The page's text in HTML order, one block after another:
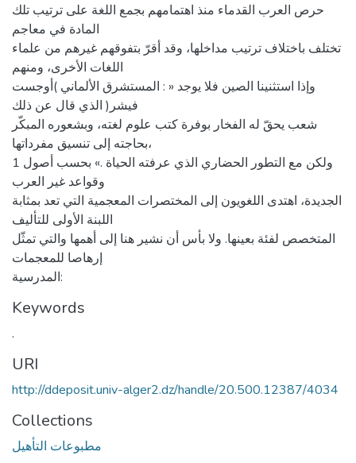
حرص العرب القدماء منذ اهتمامهم بجمع اللغة على ترتيب تلك
المادة في معاجم
تختلف باختلاف ترتيب مداخلها، وقد أقرّ بتفوقهم غيرهم من علماء
اللغات الأخرى، ومنهم
وإذا استثنينا الصين فلا يوجد « : المستشرق الألماني )أوجست
فيشر( الذي قال عن ذلك
شعب يحقّ له الفخار بوفرة كتب علوم لغته، وبشعوره المبكّر
بحاجته إلى تنسيق مفرداتها،
1 ولكن مع التطور الحضاري الذي عرفته الحياة .» بحسب أصول
وقواعد غير العرب
الجديدة، اهتدى اللغويون إلى المختصرات المعجمية التي تعد بمثابة
اللبنة الأولى للتأليف
المتخصص لفئة بعينها. ولا بأس أن نشير هنا إلى أهمها والتي تمثّل
إرهاصا للمعجمات
المدرسية:
Keywords
.
URI
http://ddeposit.univ-alger2.dz/handle/20.500.12387/4034
Collections
مطبوعات التأهيل